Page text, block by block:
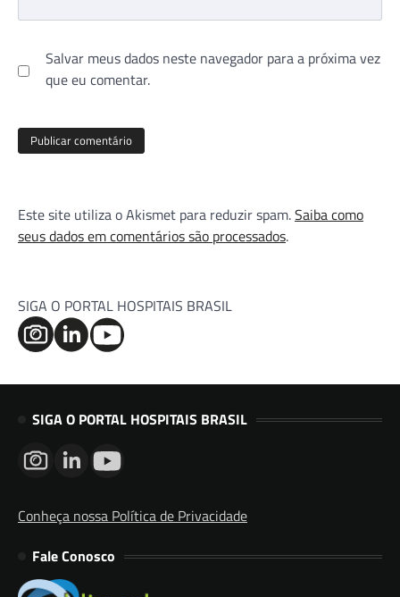
Salvar meus dados neste navegador para a próxima vez
que eu comentar.
Este site utiliza o Akismet para reduzir spam.Saiba como
seus dados em comentários são processados.
SIGA O PORTAL HOSPITAIS BRASIL
SIGA O PORTAL HOSPITAIS BRASIL
Conheça nossa Política de Privacidade
Fale Conosco